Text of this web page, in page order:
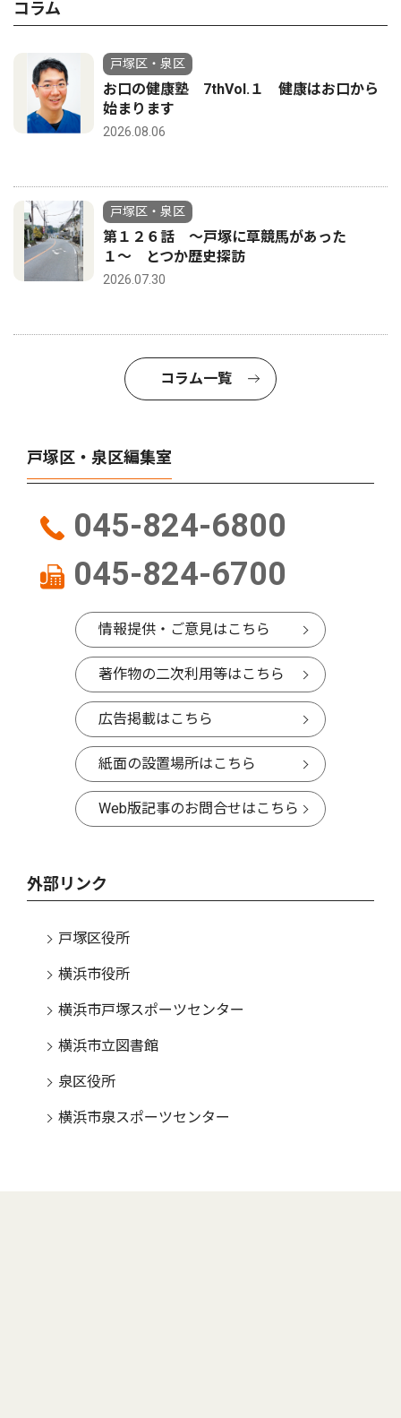
コラム
戸塚区・泉区
お口の健康塾 7thVol.１ 健康はお口から
始まります
2026.08.06
戸塚区・泉区
第１２６話 〜戸塚に草競馬があった
１〜 とつか歴史探訪
2026.07.30
コラム一覧
戸塚区・泉区編集室
045-824-6800
045-824-6700
情報提供・ご意見はこちら
著作物の二次利用等はこちら
広告掲載はこちら
紙面の設置場所はこちら
Web版記事のお問合せはこちら
外部リンク
戸塚区役所
横浜市役所
横浜市戸塚スポーツセンター
横浜市立図書館
泉区役所
横浜市泉スポーツセンター